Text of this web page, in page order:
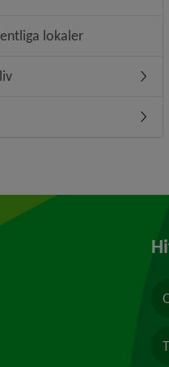
lokaler
till annan webbplats,